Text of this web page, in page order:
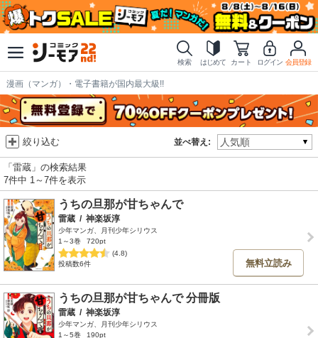
検索 はじめて カート ログイン 会員登録
漫画（マンガ）・電子書籍が国内最大級!!
並べ替え:
絞り込む
「雷蔵」の検索結果
7件中 1～7件を表示
うちの旦那が甘ちゃんで
雷蔵 / 神楽坂淳
少年マンガ、月刊少年シリウス
1～3巻
720pt
(4.8)
投稿数6件
無料立読み
うちの旦那が甘ちゃんで 分冊版
雷蔵 / 神楽坂淳
少年マンガ、月刊少年シリウス
1～5巻
190pt